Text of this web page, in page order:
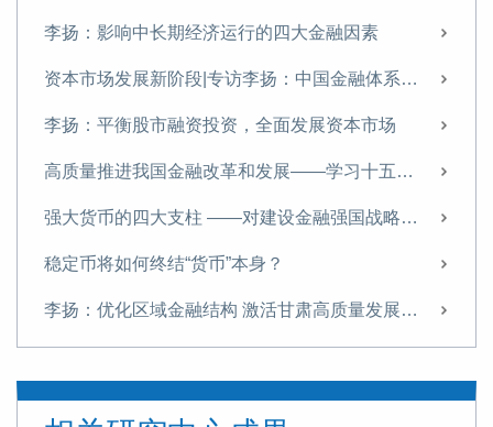
李扬：影响中长期经济运行的四大金融因素
资本市场发展新阶段|专访李扬：中国金融体系提质正当时
李扬：平衡股市融资投资，全面发展资本市场
高质量推进我国金融改革和发展——学习十五五金融改革规划体会
强大货币的四大支柱 ——对建设金融强国战略的思考
稳定币将如何终结“货币”本身？
李扬：优化区域金融结构 激活甘肃高质量发展新动能
“稳定币”五议